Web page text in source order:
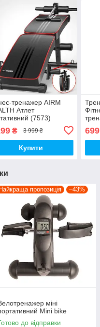
тренажер AIRM
Атлет
(7573)
₴ 3 999 ₴
Купити
699
Найкраща пропозиція –43%
міні
Mini bike
до відправки